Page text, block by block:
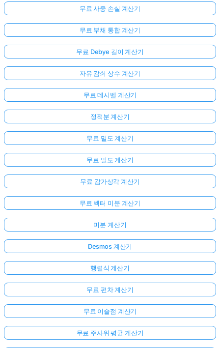
무료 사중 손실 계산기
무료 부채 통합 계산기
무료 Debye 길이 계산기
자유 감쇠 상수 계산기
무료 데시벨 계산기
정적분 계산기
무료 밀도 계산기
무료 밀도 계산기
무료 감가상각 계산기
무료 벡터 미분 계산기
미분 계산기
Desmos 계산기
행렬식 계산기
무료 편차 계산기
무료 이슬점 계산기
무료 주사위 평균 계산기